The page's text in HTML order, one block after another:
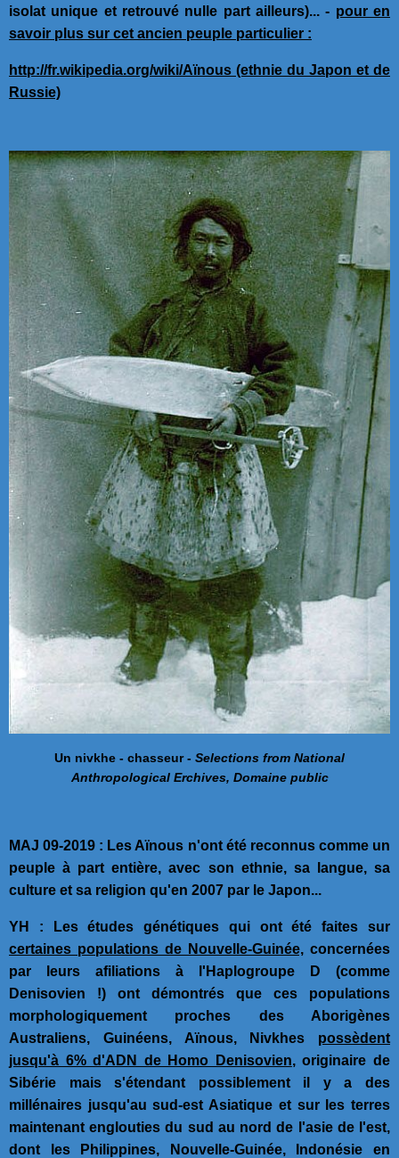
isolat unique et retrouvé nulle part ailleurs)... - pour en
savoir plus sur cet ancien peuple particulier :
http://fr.wikipedia.org/wiki/Aïnous (ethnie du Japon et de
Russie)
Un nivkhe - chasseur - ​ Selections from National
Anthropological Erchives, Domaine public
MAJ 09-2019 : Les Aïnous n'ont été reconnus comme un
peuple à part entière, avec son ethnie, sa langue, sa
culture et sa religion qu'en 2007 par le Japon...
YH : Les études génétiques qui ont été faites sur
certaines populations de Nouvelle-Guinée, concernées
par leurs afiliations à l'Haplogroupe D (comme
Denisovien !) ont démontrés que ces populations
morphologiquement proches des Aborigènes
Australiens, Guinéens, Aïnous, Nivkhes possèdent
jusqu'à 6% d'ADN de Homo Denisovien, originaire de
Sibérie mais s'étendant possiblement il y a des
millénaires jusqu'au sud-est Asiatique et sur les terres
maintenant englouties du sud au nord de l'asie de l'est,
dont les Philippines, Nouvelle-Guinée, Indonésie en